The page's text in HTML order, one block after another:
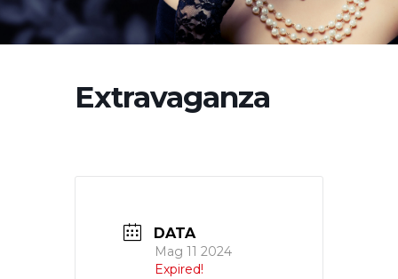
Extravaganza
DATA
Mag 11 2024
Expired!